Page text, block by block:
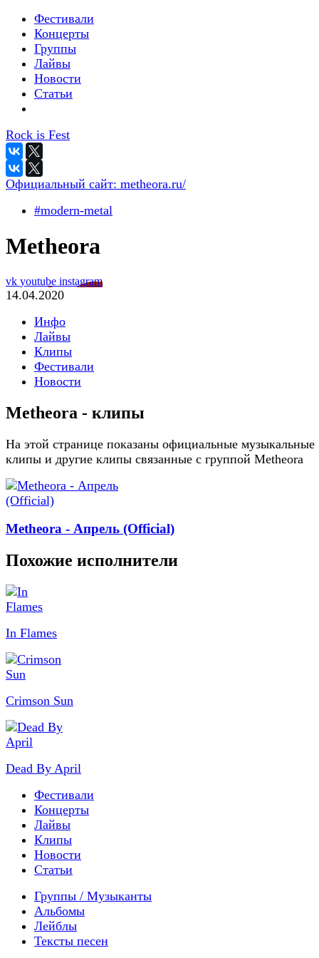
Фестивали
Концерты
Группы
Лайвы
Новости
Статьи
Rock is Fest
Официальный сайт: metheora.ru/
#modern-metal
Metheora
vk youtube instagram
14.04.2020
Инфо
Лайвы
Клипы
Фестивали
Новости
Metheora - клипы
На этой странице показаны официальные музыкальные
клипы и другие клипы связанные с группой Metheora
Metheora - Апрель (Official)
Похожие исполнители
In Flames
Crimson Sun
Dead By April
Фестивали
Концерты
Лайвы
Клипы
Новости
Статьи
Группы / Музыканты
Альбомы
Лейблы
Тексты песен